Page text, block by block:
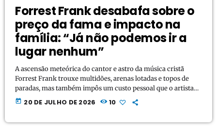
Forrest Frank desabafa sobre o
preço da fama e impacto na
família: “Já não podemos ir a
lugar nenhum”
A ascensão meteórica do cantor e astro da música cristã
Forrest Frank trouxe multidões, arenas lotadas e topos de
paradas, mas também impôs um custo pessoal que o artista
começa a pesar publicamente. Durante uma conversa franca
no podcast do apresentador Bryce Crawford, o dono do
today 20 DE JULHO DE 2026 10